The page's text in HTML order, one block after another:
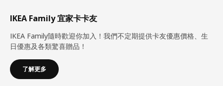
IKEA Family 宜家卡卡友
IKEA Family隨時歡迎你加入！我們不定期提供卡友優惠價格、生
日優惠及各類驚喜贈品！
了解更多